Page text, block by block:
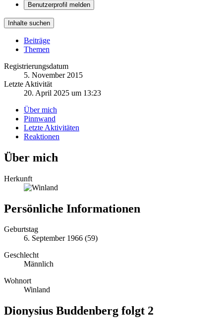
Benutzerprofil melden
Inhalte suchen
Beiträge
Themen
Registrierungsdatum
5. November 2015
Letzte Aktivität
20. April 2025 um 13:23
Über mich
Pinnwand
Letzte Aktivitäten
Reaktionen
Über mich
Herkunft
Persönliche Informationen
Geburtstag
6. September 1966 (59)
Geschlecht
Männlich
Wohnort
Winland
Dionysius Buddenberg folgt 2